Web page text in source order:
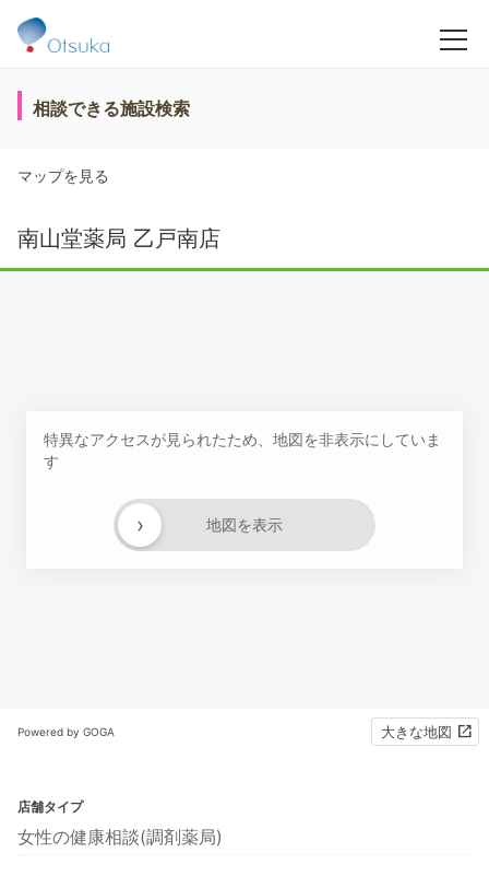
相談できる施設検索
マップを見る
南山堂薬局 乙戸南店
特異なアクセスが見られたため、地図を非表示にしていま
す
地図を表示
›
Powered by GOGA 大きな地図
店舗タイプ
女性の健康相談(調剤薬局)